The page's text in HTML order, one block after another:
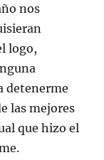
nos
logo,
detenerme
las mejores
que hizo el